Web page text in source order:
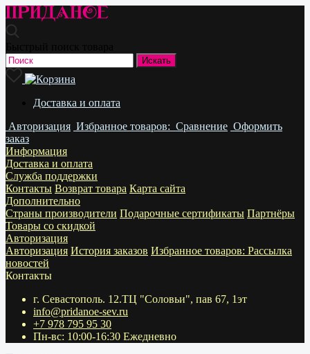
Доставка и оплата
Авторизация Избранное товаров: Сравнение Оформить
заказ
Информация
Доставка и оплата
Служба поддержки
Контакты Возврат товара Карта сайта
Дополнительно
Страны производители Подарочные сертификаты Партнёры
Товары со скидкой
Авторизация
Авторизация История заказов Избранное товаров: Рассылка
новостей
Контакты
г. Севастополь. 12.ТЦ "Соловьи", пав 67, 1эт
info@pridanoe-sev.ru
+7 978 795 95 30
Пн-вс: 10:00-16:30 Ежедневно